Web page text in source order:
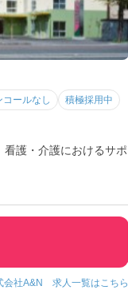
コールなし 積極採用中
護・介護におけるサポ
会社A&N 求人一覧はこちら